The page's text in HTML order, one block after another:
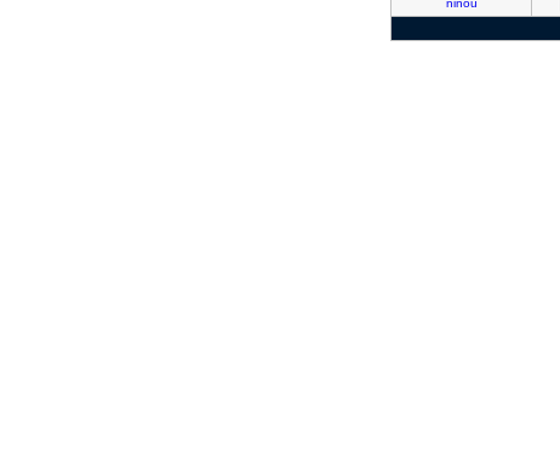
ninou